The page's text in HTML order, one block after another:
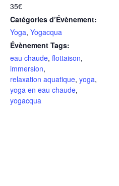
35€
Catégories d’Évènement:
Yoga, Yogacqua
Évènement Tags:
eau chaude, flottaison,
immersion,
relaxation aquatique, yoga,
yoga en eau chaude,
yogacqua